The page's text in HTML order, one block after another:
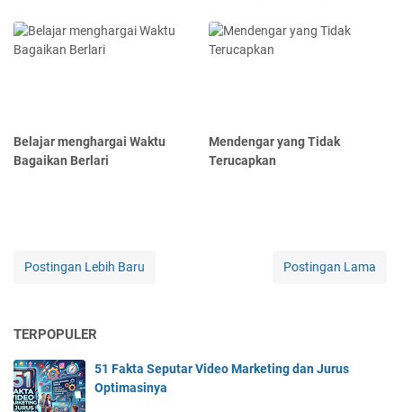
Belajar menghargai Waktu
Bagaikan Berlari
Mendengar yang Tidak
Terucapkan
Postingan Lebih Baru Postingan Lama
TERPOPULER
51 Fakta Seputar Video Marketing dan Jurus
Optimasinya